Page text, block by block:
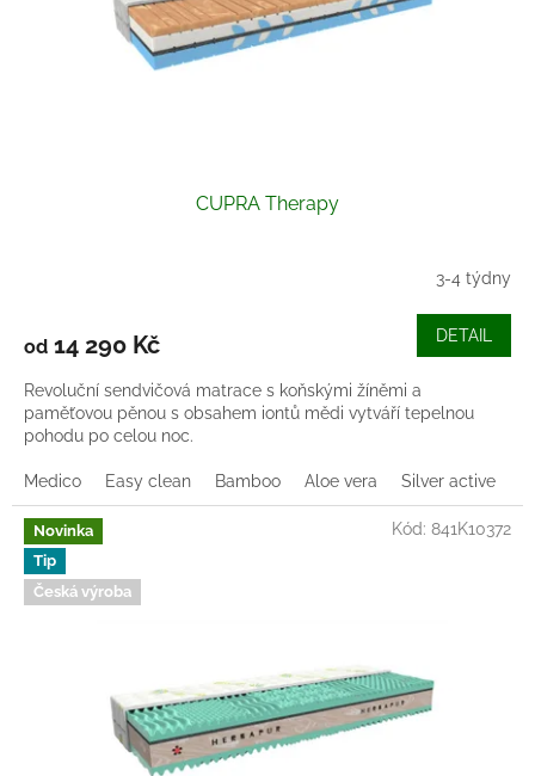
CUPRA Therapy
3-4 týdny
od 14 290 Kč DETAIL
Revoluční sendvičová matrace s koňskými žíněmi a
paměťovou pěnou s obsahem iontů mědi vytváří tepelnou
pohodu po celou noc.
Medico Easy clean Bamboo Aloe vera Silver active
Novinka
Tip
Česká výroba
Kód: 841K10372